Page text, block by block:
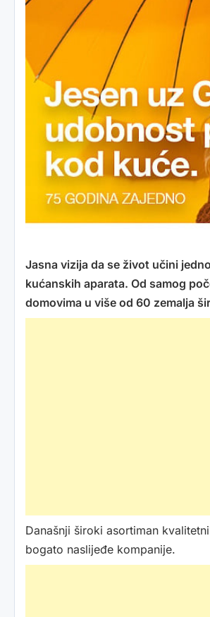
Jasna vizija da se život učini
kućanskih aparata. Od samog
domovima u više od 60 zemalja
Današnji široki asortiman
bogato naslijeđe kompanije.